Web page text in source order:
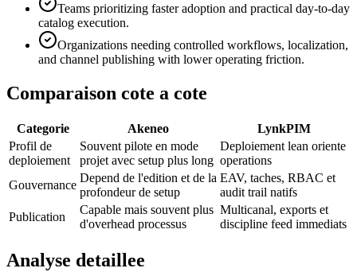
Teams prioritizing faster adoption and practical day-to-day
catalog execution.
Organizations needing controlled workflows, localization,
and channel publishing with lower operating friction.
Comparaison cote a cote
Categorie Akeneo
LynkPIM
Profil de
deploiement
Souvent pilote en mode
projet avec setup plus long
Deploiement lean oriente
operations
Gouvernance
Depend de l'edition et de la
profondeur de setup
EAV, taches, RBAC et
audit trail natifs
Publication
Capable mais souvent plus
d'overhead processus
Multicanal, exports et
discipline feed immediats
Analyse detaillee